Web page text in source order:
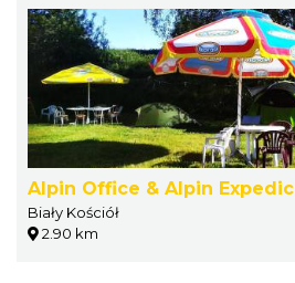
Alpin Office & Alpin Expedic
Biały Kościół
2.90 km